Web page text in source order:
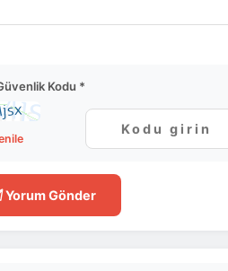
Kodu *
Yorum Gönder